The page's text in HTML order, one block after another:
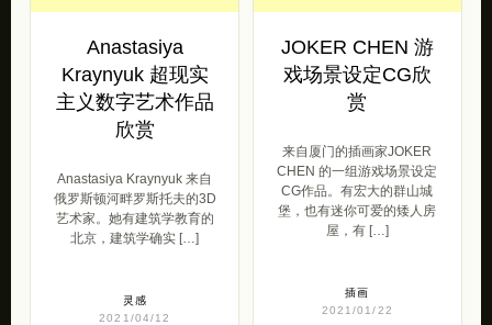
Anastasiya
Kraynyuk 超现实
主义数字艺术作品
欣赏
Anastasiya Kraynyuk 来自
俄罗斯顿河畔罗斯托夫的3D
艺术家。她有建筑学教育的
北京，建筑学确实 […]
灵感
2021/04/12
JOKER CHEN 游
戏场景设定CG欣
赏
来自厦门的插画家JOKER
CHEN 的一组游戏场景设定
CG作品。有宏大的群山城
堡，也有迷你可爱的矮人房
屋，有 […]
插画
2021/01/22